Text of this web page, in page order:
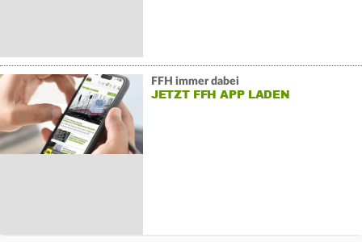
FFH immer dabei
JETZT FFH APP LADEN